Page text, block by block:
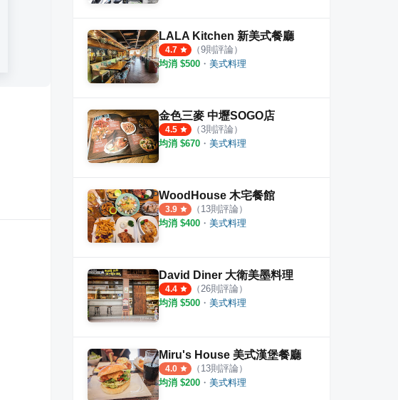
LALA Kitchen 新美式餐廳
4.7 （9則評論）
均消 $500 ・ 美式料理
金色三麥 中壢SOGO店
4.5 （3則評論）
均消 $670 ・ 美式料理
WoodHouse 木宅餐館
3.9 （ 13則評論）
均消 $400 ・ 美式料理
David Diner 大衛美墨料理
4.4 （ 26則評論）
均消 $500 ・ 美式料理
Miru's House 美式漢堡餐廳
4.0 （ 13則評論）
均消 $200 ・ 美式料理